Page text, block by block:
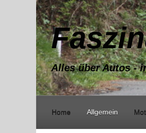
Zum Hauptinhalt springen
Alles über Autos -
Home Allgemein